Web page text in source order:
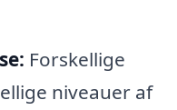
Forskellige
niveauer af